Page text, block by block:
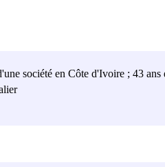
société en Côte d'Ivoire ; 43